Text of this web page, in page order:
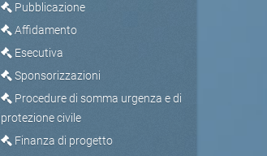
Pubblicazione
Affidamento
Esecutiva
Sponsorizzazioni
Procedure di somma urgenza e di
protezione civile
Finanza di progetto